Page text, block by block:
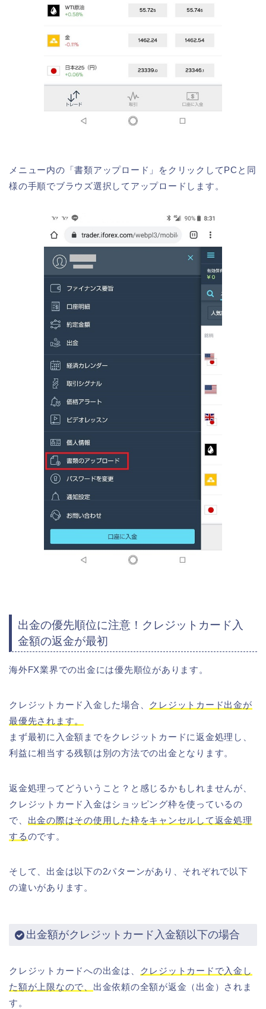
メニュー内の「書類アップロード」をクリックしてPCと同
様の手順でブラウズ選択してアップロードします。
出金の優先順位に注意！クレジットカード入
金額の返金が最初
海外FX業界での出金には優先順位があります。
クレジットカード入金した場合、 クレジットカード出金が
最優先されます。
まず最初に入金額までをクレジットカードに返金処理し、
利益に相当する残額は別の方法での出金となります。
返金処理ってどういうこと？と感じるかもしれませんが、
クレジットカード入金はショッピング枠を使っているの
で、 出金の際はその使用した枠をキャンセルして返金処理
するのです。
そして、出金は以下の2パターンがあり、それぞれで以下
の違いがあります。
出金額がクレジットカード入金額以下の場合
クレジットカードへの出金は、
クレジットカードで入金し
た額が上限なので、 出金依頼の全額が返金（出金）されま
す。